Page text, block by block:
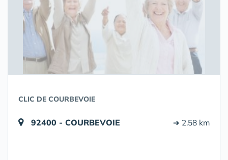
CLIC DE COURBEVOIE
92400 - COURBEVOIE ➔ 2.58 km